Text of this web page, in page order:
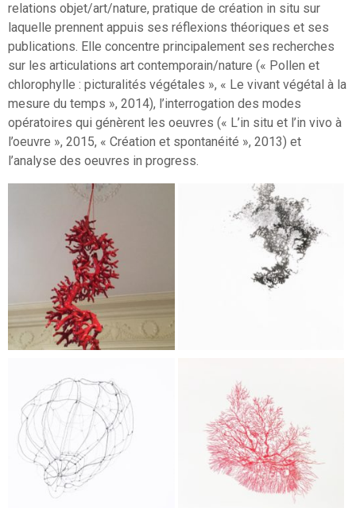
relations objet/art/nature, pratique de création in situ sur
laquelle prennent appuis ses réflexions théoriques et ses
publications. Elle concentre principalement ses recherches
sur les articulations art contemporain/nature (« Pollen et
chlorophylle : picturalités végétales », « Le vivant végétal à la
mesure du temps », 2014), l’interrogation des modes
opératoires qui génèrent les oeuvres (« L’in situ et l’in vivo à
l’oeuvre », 2015, « Création et spontanéité », 2013) et
l’analyse des oeuvres in progress.